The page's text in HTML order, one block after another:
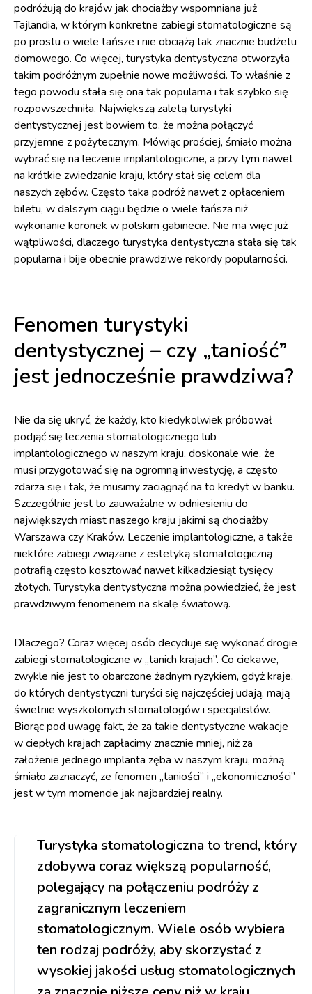
podróżują do krajów jak chociażby wspomniana już
Tajlandia, w którym konkretne zabiegi stomatologiczne są
po prostu o wiele tańsze i nie obciążą tak znacznie budżetu
domowego. Co więcej, turystyka dentystyczna otworzyła
takim podróżnym zupełnie nowe możliwości. To właśnie z
tego powodu stała się ona tak popularna i tak szybko się
rozpowszechniła. Największą zaletą turystyki
dentystycznej jest bowiem to, że można połączyć
przyjemne z pożytecznym. Mówiąc prościej, śmiało można
wybrać się na leczenie implantologiczne, a przy tym nawet
na krótkie zwiedzanie kraju, który stał się celem dla
naszych zębów. Często taka podróż nawet z opłaceniem
biletu, w dalszym ciągu będzie o wiele tańsza niż
wykonanie koronek w polskim gabinecie. Nie ma więc już
wątpliwości, dlaczego turystyka dentystyczna stała się tak
popularna i bije obecnie prawdziwe rekordy popularności.
Fenomen turystyki
dentystycznej – czy „taniość”
jest jednocześnie prawdziwa?
Nie da się ukryć, że każdy, kto kiedykolwiek próbował
podjąć się leczenia stomatologicznego lub
implantologicznego w naszym kraju, doskonale wie, że
musi przygotować się na ogromną inwestycję, a często
zdarza się i tak, że musimy zaciągnąć na to kredyt w banku.
Szczególnie jest to zauważalne w odniesieniu do
największych miast naszego kraju jakimi są chociażby
Warszawa czy Kraków. Leczenie implantologiczne, a także
niektóre zabiegi związane z estetyką stomatologiczną
potrafią często kosztować nawet kilkadziesiąt tysięcy
złotych. Turystyka dentystyczna można powiedzieć, że jest
prawdziwym fenomenem na skalę światową.
Dlaczego? Coraz więcej osób decyduje się wykonać drogie
zabiegi stomatologiczne w „tanich krajach”. Co ciekawe,
zwykle nie jest to obarczone żadnym ryzykiem, gdyż kraje,
do których dentystyczni turyści się najczęściej udają, mają
świetnie wyszkolonych stomatologów i specjalistów.
Biorąc pod uwagę fakt, że za takie dentystyczne wakacje
w ciepłych krajach zapłacimy znacznie mniej, niż za
założenie jednego implanta zęba w naszym kraju, możną
śmiało zaznaczyć, ze fenomen „taniości” i „ekonomiczności”
jest w tym momencie jak najbardziej realny.
Turystyka stomatologiczna to trend, który
zdobywa coraz większą popularność,
polegający na połączeniu podróży z
zagranicznym leczeniem
stomatologicznym. Wiele osób wybiera
ten rodzaj podróży, aby skorzystać z
wysokiej jakości usług stomatologicznych